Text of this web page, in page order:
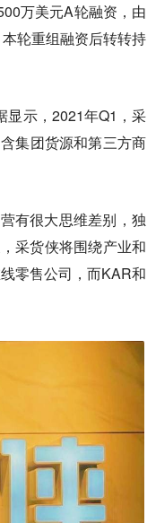
万美元A轮融资，由
轮重组融资后转转持
显示，2021年Q1，采
集团货源和第三方商
有很大思维差别，独
采货侠将围绕产业和
零售公司，而KAR和